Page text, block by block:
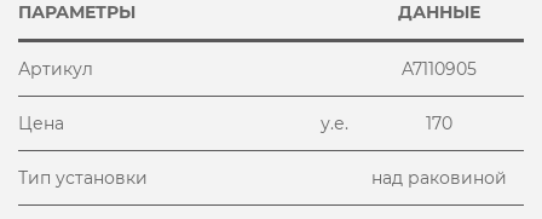
ПАРАМЕТРЫ ДАННЫЕ
Артикул A7110905
Цена у.е. 170
Тип установки над раковиной